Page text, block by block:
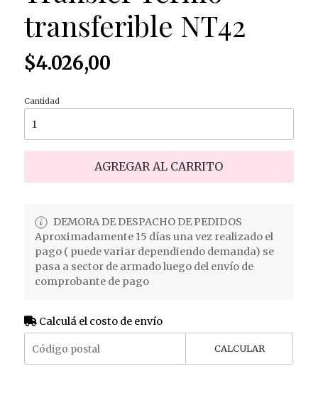
transferible NT42
$4.026,00
Cantidad
AGREGAR AL CARRITO
DEMORA DE DESPACHO DE PEDIDOS
Aproximadamente 15 días una vez realizado el
pago ( puede variar dependiendo demanda) se
pasa a sector de armado luego del envío de
comprobante de pago
Calculá el costo de envío
CALCULAR